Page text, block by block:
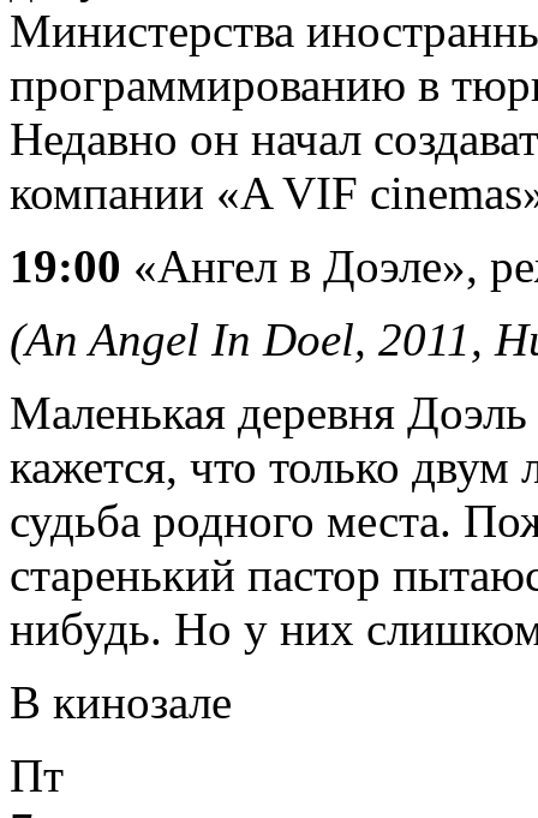
Министерства
программированию в
Недавно он начал
компании «A VIF
19:00 «Ангел в Доэле»,
(An Angel In Doel, 2011,
Маленькая деревня
кажется, что только
судьба родного места.
старенький пастор
нибудь. Но у них
В кинозале
Пт